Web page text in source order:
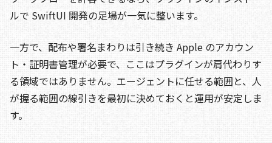
ルで SwiftUI 開発の足場が一気に整います。
一方で、配布や署名まわりは引き続き Apple のアカウン
ト・証明書管理が必要で、ここはプラグインが肩代わりす
る領域ではありません。エージェントに任せる範囲と、人
が握る範囲の線引きを最初に決めておくと運用が安定しま
す。